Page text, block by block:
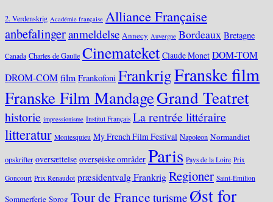
2. Verdenskrig Académie française Alliance Française
anbefalingeranmeldelse Annecy Auvergne Bordeaux Bretagne
Canada Charles de Gaulle Cinemateket Claude Monet DOM-TOM
DROM-COMfilm Frankofoni FrankrigFranske film
Franske Film MandageGrand Teatret
historie impressionisme Institut Français La rentrée littéraire
litteratur Montesquieu My French Film Festival Napoleon Normandiet
opskrifter oversættelse oversøiske områder Paris Pays de la Loire Prix
Goncourt Prix Renaudot præsidentvalg FrankrigRegioner Saint-Emilion
Sommerferie Sprog Tour de France turisme Øst for